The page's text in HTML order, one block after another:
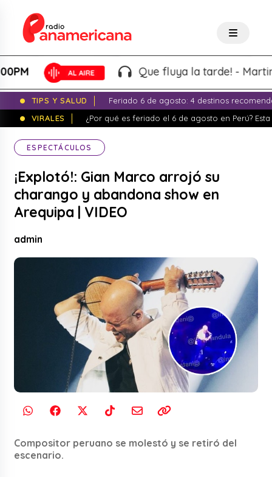
Que fluya la tarde! - Martin "El
TIPS Y SALUD
Feriado 6 de agosto: 4 destinos
VIRALES
¿Por qué es feriado el 6 de agosto en Perú?
ESPECTÁCULOS
¡Explotó!: Gian Marco arrojó su
charango y abandona show en
Arequipa | VIDEO
admin
Compositor peruano se molestó y se retiró del
escenario.